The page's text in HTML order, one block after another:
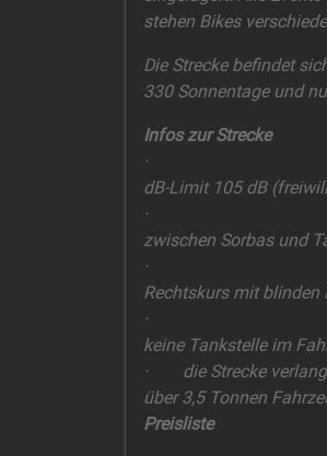
stehen Bikes
Die Strecke befindet
330 Sonnentage und
Infos zur Strecke
·
dB-Limit 105 dB
·
zwischen Sorbas und
·
Rechtskurs mit blinden
·
keine Tankstelle im
· die Strecke verlangt
über 3,5 Tonnen
Preisliste